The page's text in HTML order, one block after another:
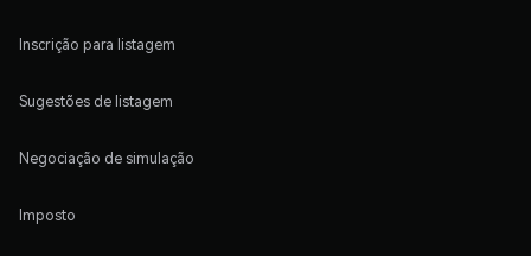
Inscrição para listagem
Sugestões de listagem
Negociação de simulação
Imposto